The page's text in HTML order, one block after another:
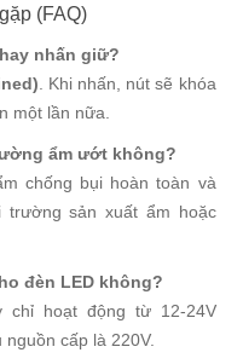
(FAQ)
nhấn giữ?
. Khi nhấn, nút sẽ khóa
một lần nữa.
ẩm ướt không?
chống bụi hoàn toàn và
sản xuất ẩm hoặc
đèn LED không?
chỉ hoạt động từ 12-24V
cấp là 220V.